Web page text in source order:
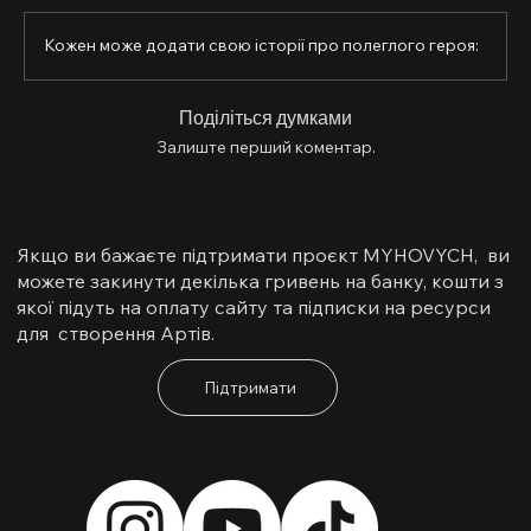
тварин. На позицію брав корм для котів і собак, бо
вважав це своїм обов’язком. Турбуватися про братів
врятував кошеня. Він був людиною, що не могла
пройти повз життя.
Честь тобі, воїне.
Твоя правда, сміливість, підтримка і добро назавжди
залишаться прикладом того, як одна людина може
стати світлом для багатьох.
Кожен може додати свою історії про полеглого героя:
Поділіться думками
Залиште перший коментар.
Якщо ви бажаєте підтримати проєкт MYHOVYCH, ви
можете закинути декілька гривень на банку, кошти з
якої підуть на оплату сайту та підписки на ресурси
для створення Артів.
Підтримати